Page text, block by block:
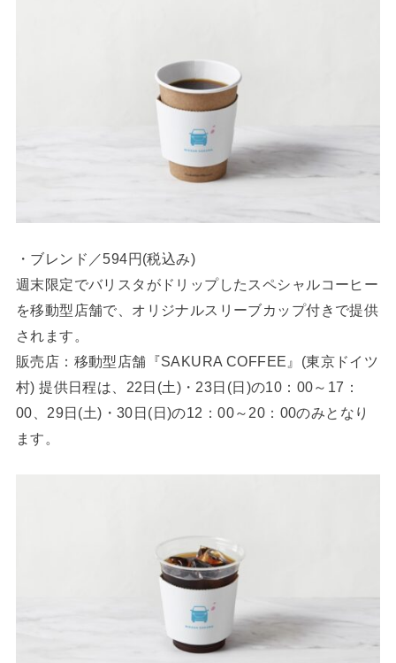
・ブレンド／594円(税込み)
週末限定でバリスタがドリップしたスペシャルコーヒー
を移動型店舗で、オリジナルスリーブカップ付きで提供
されます。
販売店：移動型店舗『SAKURA COFFEE』(東京ドイツ
村) 提供日程は、22日(土)・23日(日)の10：00～17：
00、29日(土)・30日(日)の12：00～20：00のみとなり
ます。